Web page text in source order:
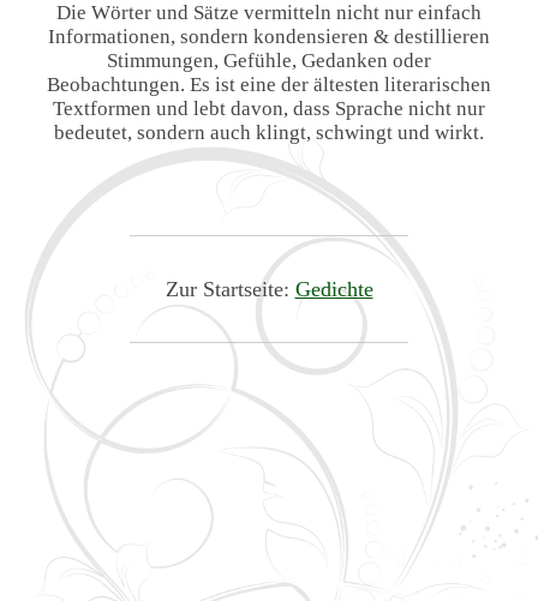
Die Wörter und Sätze vermitteln nicht nur einfach
Informationen, sondern kondensieren & destillieren
Stimmungen, Gefühle, Gedanken oder
Beobachtungen. Es ist eine der ältesten literarischen
Textformen und lebt davon, dass Sprache nicht nur
bedeutet, sondern auch klingt, schwingt und wirkt.
Zur Startseite: Gedichte